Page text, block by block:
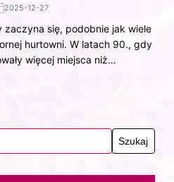
2025-12-27
zaczyna się, podobnie jak wiele
hurtowni. W latach 90., gdy
więcej miejsca niż…